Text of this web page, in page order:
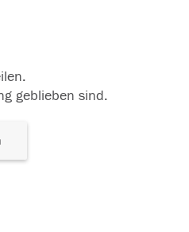
geblieben sind.